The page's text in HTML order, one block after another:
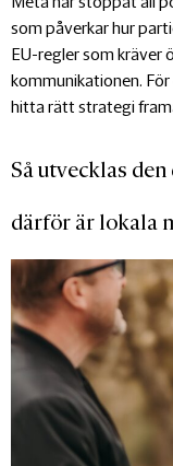
som påverkar hur
EU-regler som kräver
kommunikationen.
hitta rätt strategi
Så utvecklas
därför är lokala